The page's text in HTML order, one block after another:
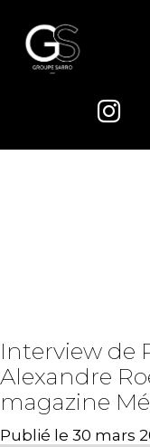
Interview de
Alexandre
magazine
Publié le 30 mars